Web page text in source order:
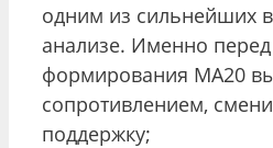
одним из сильнейших
анализе. Именно
формирования МА20
сопротивлением,
поддержку;